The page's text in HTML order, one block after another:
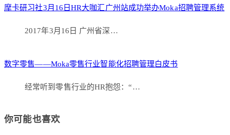
摩卡研习社3月16日HR大咖汇广州站成功举办Moka招聘管理系统
2017年3月16日 广州省深…
数字零售——Moka零售行业智能化招聘管理白皮书
经常听到零售行业的HR抱怨：“…
你可能也喜欢